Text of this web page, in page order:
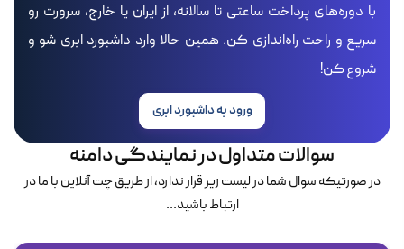
با دوره‌های پرداخت ساعتی تا سالانه، از ایران یا خارج، سرورت رو
سریع و راحت راه‌اندازی کن. همین حالا وارد داشبورد ابری شو و
شروع کن!
ورود به داشبورد ابری
سوالات متداول در نمایندگی دامنه
در صورتیکه سوال شما در لیست زیر قرار ندارد، از طریق چت آنلاین با ما در
ارتباط باشید...